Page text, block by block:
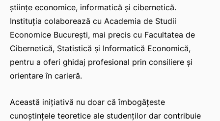
științe economice, informatică și cibernetică.
Instituția colaborează cu Academia de Studii
Economice București, mai precis cu Facultatea de
Cibernetică, Statistică și Informatică Economică,
pentru a oferi ghidaj profesional prin consiliere și
orientare în carieră.
Această inițiativă nu doar că îmbogățeste
cunoștințele teoretice ale studenților dar contribuie